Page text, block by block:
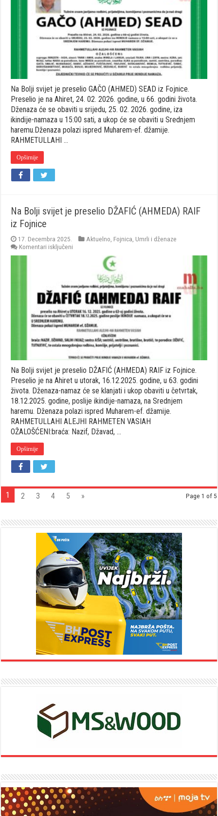
GAČO
(AHMED)
SEAD
iz
Fojnice
Na Bolji svijet je preselio GAČO (AHMED) SEAD iz Fojnice.
Preselio je na Ahiret, 24. 02. 2026. godine, u 66. godini života.
Dženaza će se obaviti u srijedu, 25. 02. 2026. godine, iza
ikindije-namaza u 15:00 sati, a ukop će se obaviti u Srednjem
haremu.Dženaza polazi ispred Muharem-ef. džamije.
RAHMETULLAHI …
Opširnije
Na Bolji svijet je preselio DŽAFIĆ (AHMEDA) RAIF
iz Fojnice
17. Decembra 2025. Aktuelno Fojnica Umrli i dženaze
Komentari isključeni
preselio
DŽAFIĆ
(AHMEDA)
RAIF
iz
Fojnice
Na Bolji svijet je preselio DŽAFIĆ (AHMEDA) RAIF iz Fojnice.
Preselio je na Ahiret u utorak, 16.12.2025. godine, u 63. godini
života. Dženaza-namaz će se klanjati i ukop obaviti u četvrtak,
18.12.2025. godine, poslije ikindije-namaza, na Srednjem
haremu. Dženaza polazi ispred Muharem-ef. džamije.
RAHMETULLAHI ALEJHI RAHMETEN VASIAH
OŽALOŠĆENI:braća: Nazif, Džavad, …
Opširnije
Page 1 of 5
1 2 3 4 5 »